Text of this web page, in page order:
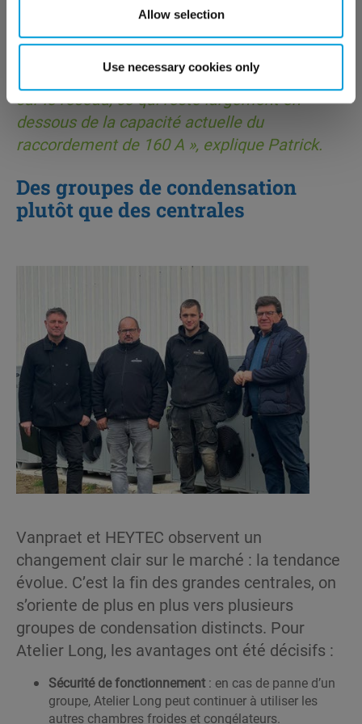
Allow selection
Use necessary cookies only
«En choisissant des groupes de froid
fonctionnant aux fluides A2L, nous avons une
consommation électrique maximale de 110 A
sur le réseau, ce qui reste largement en
dessous de la capacité actuelle du
raccordement de 160 A », explique Patrick.
Des groupes de condensation
plutôt que des centrales
Vanpraet et HEYTEC observent un
changement clair sur le marché : la tendance
évolue. C’est la fin des grandes centrales, on
s’oriente de plus en plus vers plusieurs
groupes de condensation distincts. Pour
Atelier Long, les avantages ont été décisifs :
Sécurité de fonctionnement: en cas de panne d’un
groupe, Atelier Long peut continuer à utiliser les
autres chambres froides et congélateurs.